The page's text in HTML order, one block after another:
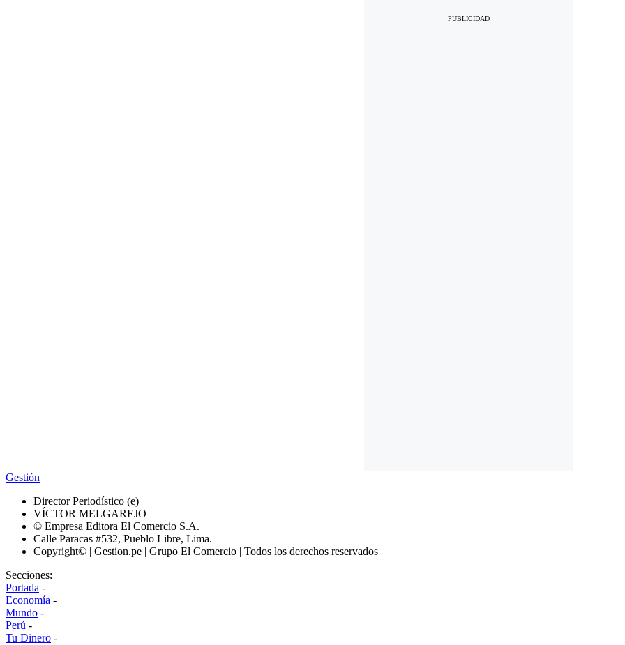
Gestión
Director Periodístico (e)
VÍCTOR MELGAREJO
© Empresa Editora El Comercio S.A.
Calle Paracas #532, Pueblo Libre, Lima.
Copyright© | Gestion.pe | Grupo El Comercio | Todos los derechos reservados
Secciones:
Portada -
Economía -
Mundo -
Perú -
Tu Dinero -